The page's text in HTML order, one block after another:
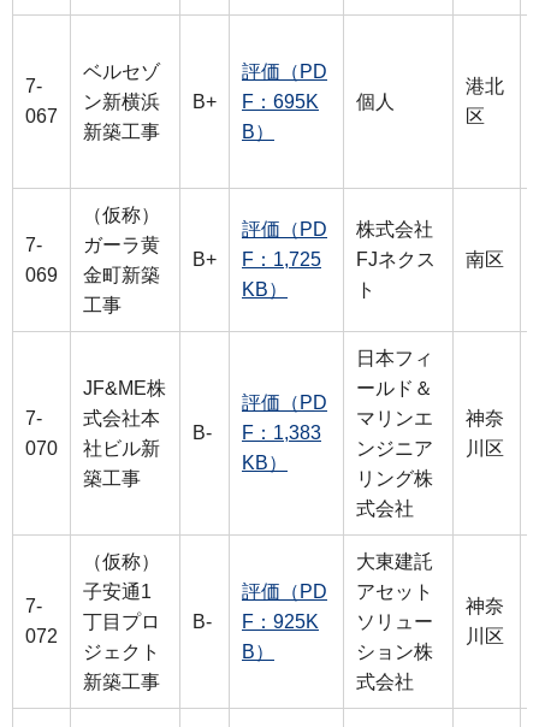
7-
067
ベルセゾ
ン新横浜
新築工事
B+
評価（PD
F：695K
B）
個人
港北
区
7-
069
（仮称）
ガーラ黄
金町新築
工事
B+
評価（PD
F：1,725
KB）
株式会社
FJネクス
ト
南区
7-
070
JF&ME株
式会社本
社ビル新
築工事
B-
評価（PD
F：1,383
KB）
日本フィ
ールド＆
マリンエ
ンジニア
リング株
式会社
神奈
川区
7-
072
（仮称）
子安通1
丁目プロ
ジェクト
新築工事
B-
評価（PD
F：925K
B）
大東建託
アセット
ソリュー
ション株
式会社
神奈
川区